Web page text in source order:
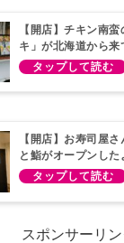
【開店】チキン南
キ」が北海道から来
【開店】お寿司屋
と鮨がオープンした
スポンサーリン